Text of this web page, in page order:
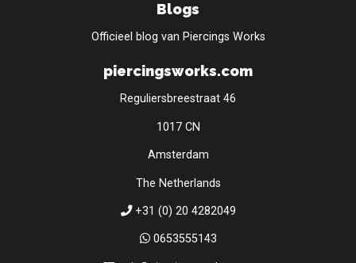
Blogs
Officieel blog van Piercings Works
piercingsworks.com
Reguliersbreestraat 46
1017 CN
Amsterdam
The Netherlands
+31 (0) 20 4282049
0653555143